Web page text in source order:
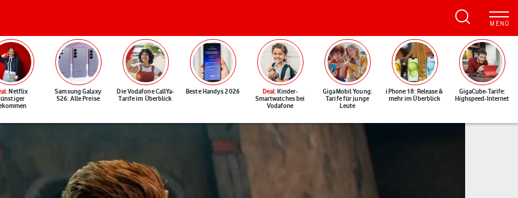
: Netflix
Samsung Galaxy
S26: Alle Preise
Die Vodafone CallYa-
Tarife im Überblick
Beste Handys 2026 Deal: Kinder-
Smartwatches bei
Vodafone
GigaMobil Young:
Tarife für junge
Leute
iPhone 18: Release &
mehr im Überblick
GigaCube-Tarife:
Highspeed-Internet